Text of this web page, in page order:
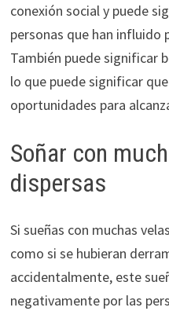
conexión social y puede
personas que han influido
También puede significar
lo que puede significar
oportunidades para
Soñar con
dispersas
Si sueñas con muchas
como si se hubieran
accidentalmente, este
negativamente por las